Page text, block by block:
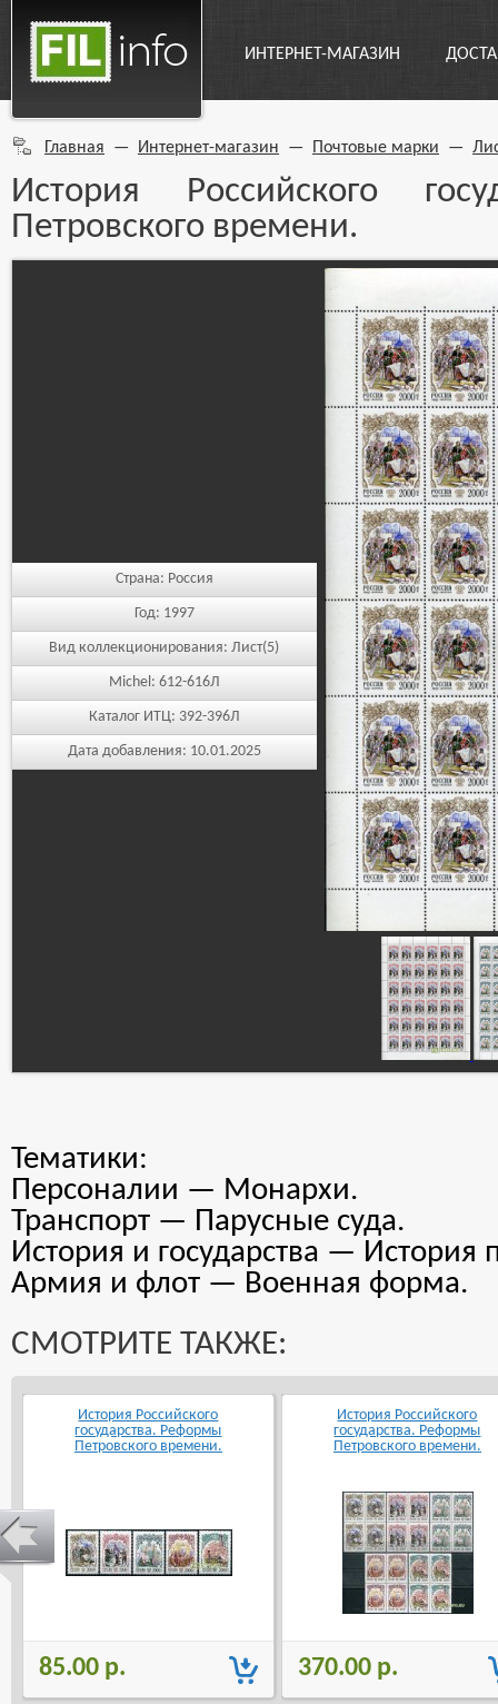
ИНТЕРНЕТ-МАГАЗИН
Главная — Интернет-магазин — Почтовые марки —
История Российского
Петровского времени.
Страна: Россия
Год: 1997
Вид коллекционирования:Лист(5)
Michel: 612-616Л
Каталог ИТЦ: 392-396Л
Дата добавления: 10.01.2025
Тематики:
Персоналии — Монархи.
Транспорт — Парусные суда.
История и государства — История
Армия и флот — Военная форма.
СМОТРИТЕ ТАКЖЕ:
История Российского
государства. Реформы
Петровского времени.
85.00 р.
История Российского
государства. Реформы
Петровского времени.
370.00 р.